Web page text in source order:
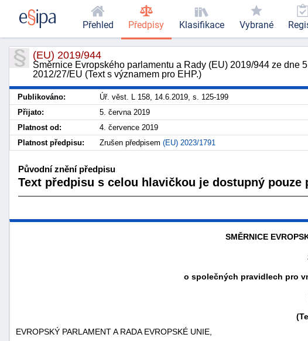
(EU) 2019/944
Směrnice Evropského parlamentu a Rady (EU) 2019/944 ze dne
2012/27/EU (Text s významem pro EHP.)
Publikováno: Úř. věst. L 158, 14.6.2019, s. 125-199
Přijato:
5. června 2019
Platnost od:
4. července 2019
Platnost předpisu:
Zrušen předpisem (EU) 2023/1791
Původní znění předpisu
Text předpisu s celou hlavičkou je dostupný pouze
SMĚRNICE
o společných pravidlech pro
EVROPSKÝ PARLAMENT A RADA EVROPSKÉ UNIE,
Přehled Předpisy Klasifikace Vybrané